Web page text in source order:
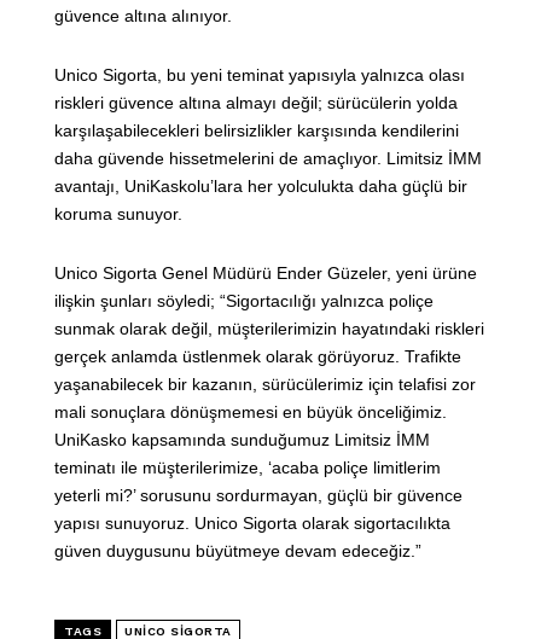
güvence altına alınıyor.
Unico Sigorta, bu yeni teminat yapısıyla yalnızca olası
riskleri güvence altına almayı değil; sürücülerin yolda
karşılaşabilecekleri belirsizlikler karşısında kendilerini
daha güvende hissetmelerini de amaçlıyor. Limitsiz İMM
avantajı, UniKaskolu’lara her yolculukta daha güçlü bir
koruma sunuyor.
Unico Sigorta Genel Müdürü Ender Güzeler, yeni ürüne
ilişkin şunları söyledi; “Sigortacılığı yalnızca poliçe
sunmak olarak değil, müşterilerimizin hayatındaki riskleri
gerçek anlamda üstlenmek olarak görüyoruz. Trafikte
yaşanabilecek bir kazanın, sürücülerimiz için telafisi zor
mali sonuçlara dönüşmemesi en büyük önceliğimiz.
UniKasko kapsamında sunduğumuz Limitsiz İMM
teminatı ile müşterilerimize, ‘acaba poliçe limitlerim
yeterli mi?’ sorusunu sordurmayan, güçlü bir güvence
yapısı sunuyoruz. Unico Sigorta olarak sigortacılıkta
güven duygusunu büyütmeye devam edeceğiz.”
TAGS UNICO SIGORTA